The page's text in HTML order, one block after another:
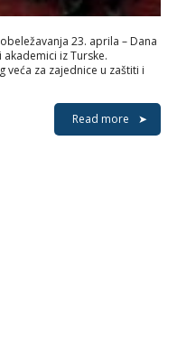
23. aprila – Dana
iz Turske.
za zajednice u zaštiti i
Read more